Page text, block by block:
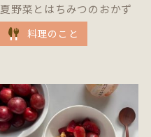
夏野菜とはちみつのおかず
料理のこと